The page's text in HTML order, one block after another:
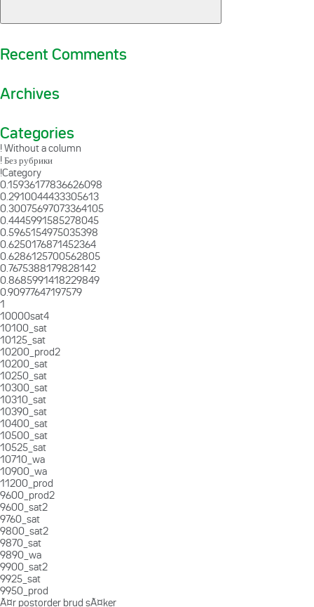
Recent Comments
Archives
Categories
! Without a column
! Без рубрики
!Category
0.15936177836626098
0.2910044433305613
0.30075697073364105
0.4445991585278045
0.5965154975035398
0.6250176871452364
0.6286125700562805
0.7675388179828142
0.8685991418229849
0.90977647197579
1
10000sat4
10100_sat
10125_sat
10200_prod2
10200_sat
10250_sat
10300_sat
10310_sat
10390_sat
10400_sat
10500_sat
10525_sat
10710_wa
10900_wa
11200_prod
9600_prod2
9600_sat2
9760_sat
9800_sat2
9870_sat
9890_wa
9900_sat2
9925_sat
9950_prod
Ã¤r postorder brud sÃ¤ker